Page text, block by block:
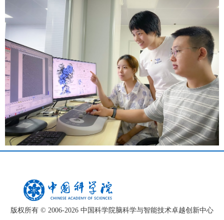
版权所有 © 2006-2026 中国科学院脑科学与智能技术卓越创新中心